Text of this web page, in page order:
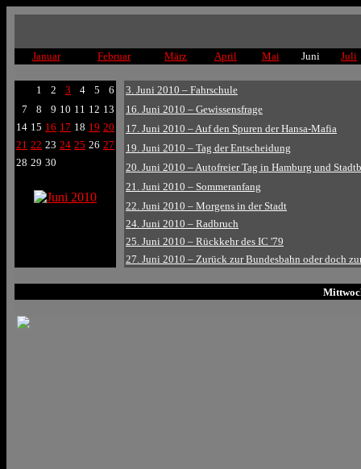
Januar Februar März April Mai Juni Juli
1 2 3 4 5
6
7
8 9 10 11 12 13
14 15 16 17 18 19 20
21 22 23 24 25 26 27
28 29 30
3. Juni 2010 – Fahrschule
16. Juni 2010 – Gewissensfrage
17. Juni 2010 – Auf den Spuren der Hansa-Mafia
19. Juni 2010 – Tag der Entscheidung
20. Juni 2010 – Autofreier Tag in Hamburg und
21. Juni 2010 – Sommeranfang
22. Juni 2010 – Morgens in der Stadt
24. Juni 2010 – Radbruch
25. Juni 2010 – Rückkehr des IC '79
27. Juni 2010 – Zurück zur Bundesbahn oder doch